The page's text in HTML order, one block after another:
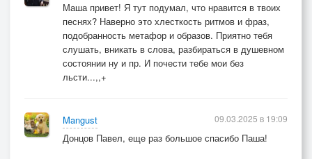
Маша привет! Я тут подумал, что нравится в твоих
песнях? Наверно это хлесткость ритмов и фраз,
подобранность метафор и образов. Приятно тебя
слушать, вникать в слова, разбираться в душевном
состоянии ну и пр. И почести тебе мои без
льсти...,,+
Mangust
Донцов Павел, еще раз большое спасибо Паша!
09.03.2025 в 19:09